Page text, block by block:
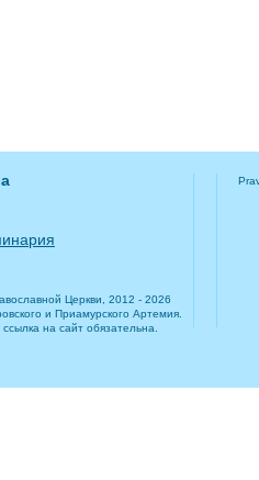
Церкви, 2012 - 2026
и Приамурского Артемия.
на сайт обязательна.